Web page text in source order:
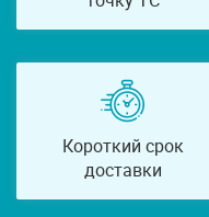
Короткий срок
доставки